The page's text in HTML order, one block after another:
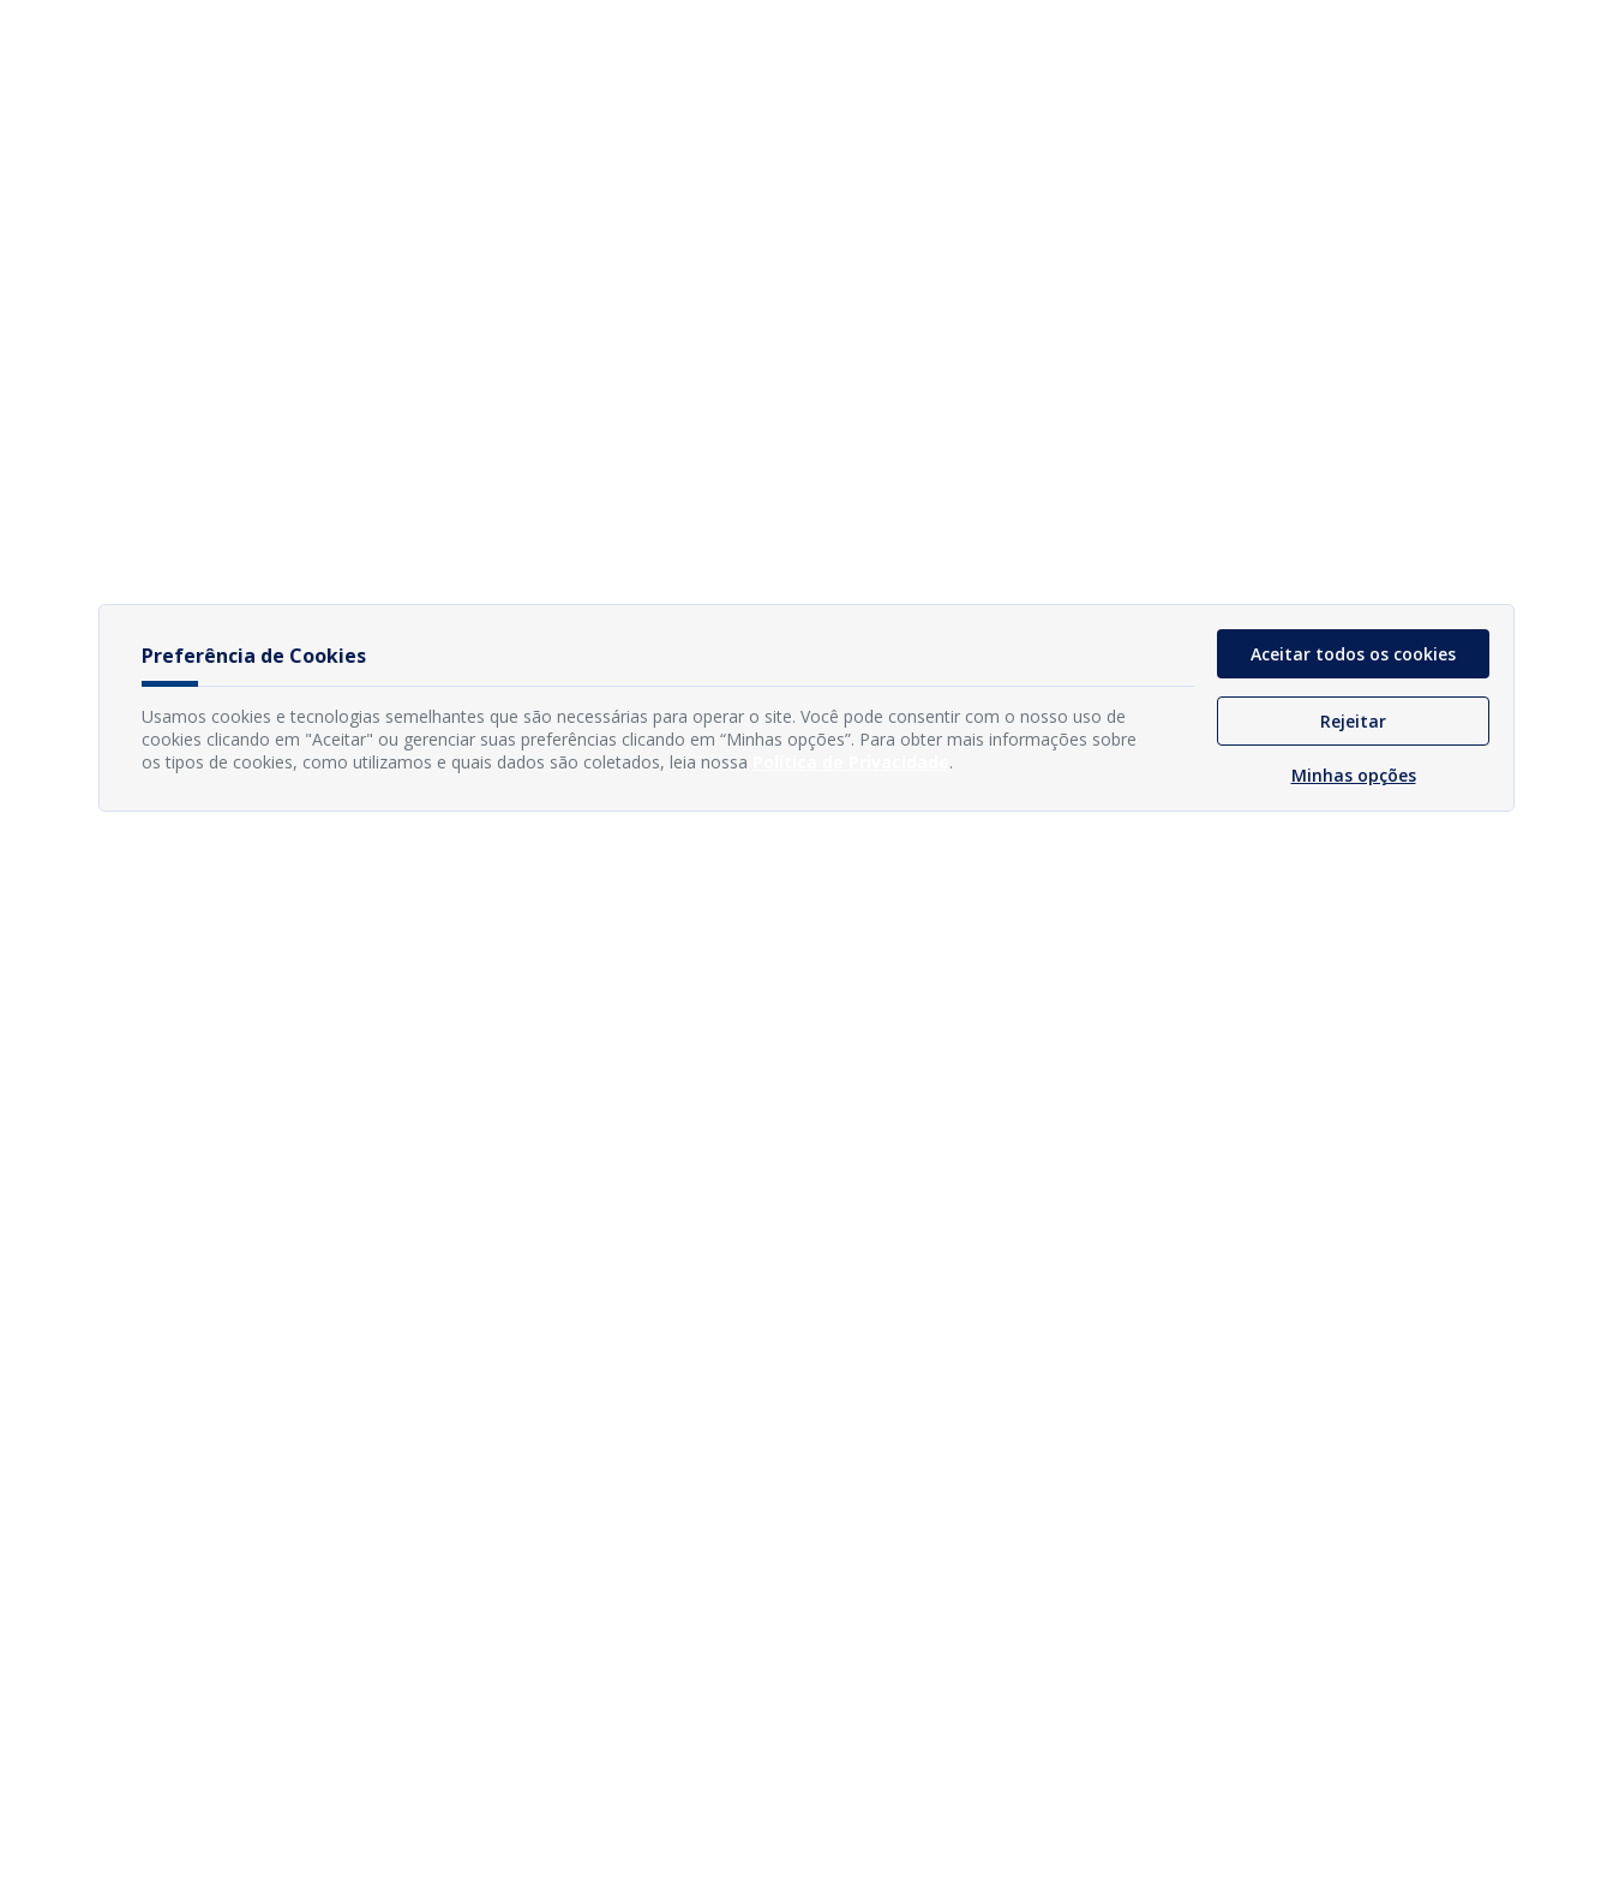
Preferência de Cookies
Usamos cookies e tecnologias semelhantes que são necessárias para operar o site. Você pode consentir com o nosso uso de
cookies clicando em "Aceitar" ou gerenciar suas preferências clicando em “Minhas opções”. Para obter mais informações sobre
os tipos de cookies, como utilizamos e quais dados são coletados, leia nossa
.
Aceitar todos os cookies
Rejeitar
Minhas opções